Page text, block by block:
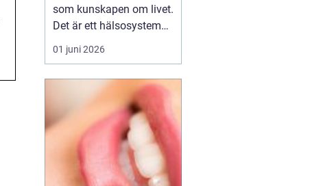
som kunskapen om livet.
Det är ett hälsosystem
som betonar balans,
helhet och samspelet
omgivning. I stället för
att bara fokusera på
symtom försöker
ayurve...
01 juni 2026